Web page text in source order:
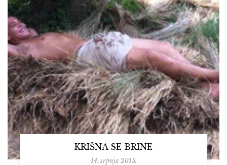
KRIŠNA SE BRINE
14. srpnja 2015.